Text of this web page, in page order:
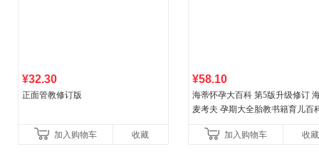
¥32.30
正面管教修订版
加入购物车 收藏
¥58.10
海蒂怀孕大百科 第5版升级修订
麦考夫 孕期大全胎教书籍育儿百
健养生百科读物当
加入购物车 收藏